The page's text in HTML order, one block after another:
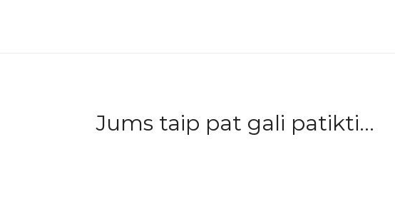
Jums taip pat gali patikti...